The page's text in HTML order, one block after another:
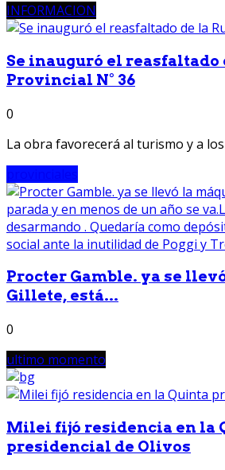
INFORMACION
Se inauguró el reasfaltado
Provincial N° 36
0
La obra favorecerá al turismo y a
Procter Gamble. ya se
Gillete, está...
0
ultimo momento
Milei fijó residencia en la
presidencial de Olivos